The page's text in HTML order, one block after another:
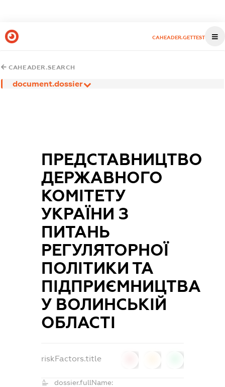
CAHEADER.GETTEST
CAHEADER.SEARCH
document.dossier
ПРЕДСТАВНИЦТВО
ДЕРЖАВНОГО
КОМІТЕТУ
УКРАЇНИ З
ПИТАНЬ
РЕГУЛЯТОРНОЇ
ПОЛІТИКИ ТА
ПІДПРИЄМНИЦТВА
У ВОЛИНСЬКІЙ
ОБЛАСТІ
riskFactors.title
dossier.fullName: